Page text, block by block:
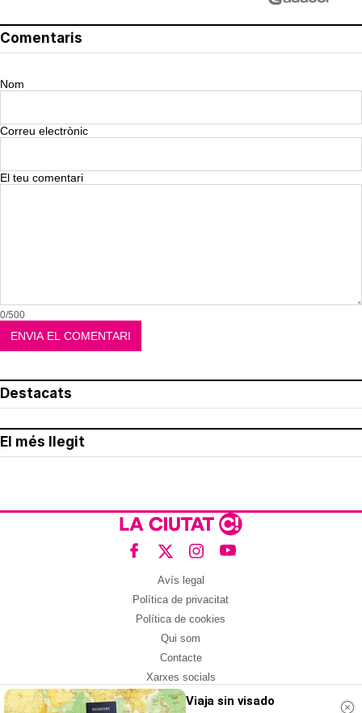
Comentaris
Nom
Correu electrònic
El teu comentari
0/500
Destacats
El més llegit
Avís legal
Política de privacitat
Política de cookies
Qui som
Contacte
Xarxes socials
Amb col·laboració de:Viaja sin visado